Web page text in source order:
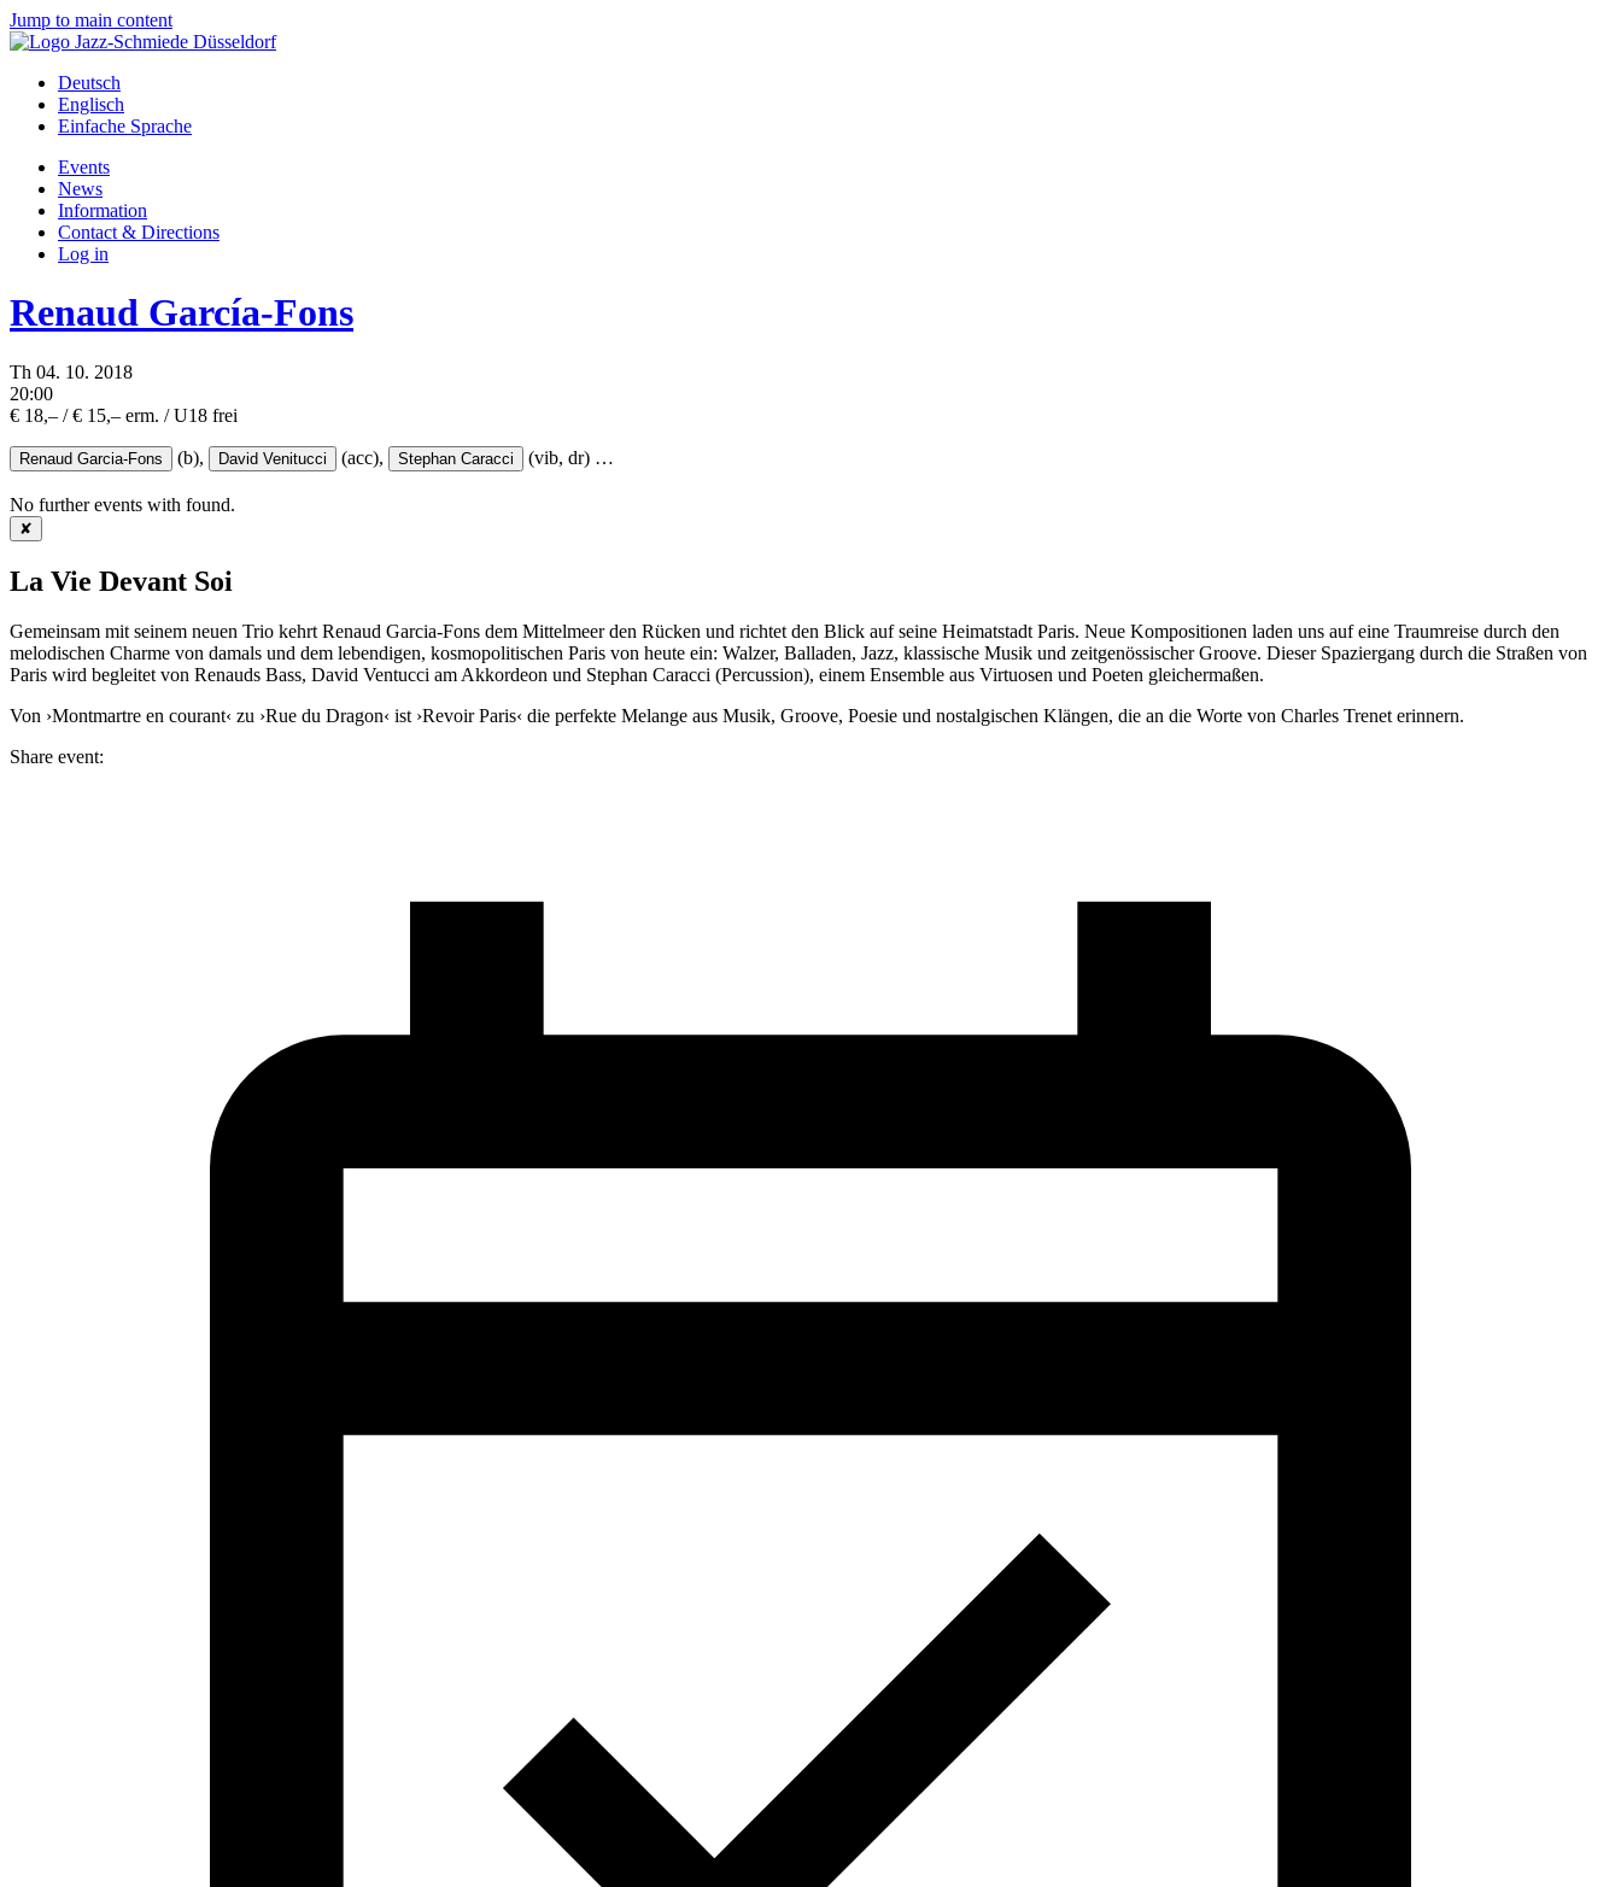
Jump to main content
Deutsch
Englisch
Einfache Sprache
Events
News
Information
Contact & Directions
Log in
Renaud García-Fons
Th 04. 10. 2018
20:00
€ 18,– / € 15,– erm. / U18 frei
Renaud Garcia-Fons (b), David Venitucci (acc), Stephan Caracci (vib, dr) …
No further events with found.
✘
La Vie Devant Soi
Gemeinsam mit seinem neuen Trio kehrt Renaud Garcia-Fons dem Mittelmeer den Rücken und richtet den Blick auf seine Heimatstadt Paris. Neue Kompositionen laden uns auf eine Traumreise durch den
melodischen Charme von damals und dem lebendigen, kosmopolitischen Paris von heute ein: Walzer, Balladen, Jazz, klassische Musik und zeitgenössischer Groove. Dieser Spaziergang durch die Straßen von
Paris wird begleitet von Renauds Bass, David Ventucci am Akkordeon und Stephan Caracci (Percussion), einem Ensemble aus Virtuosen und Poeten gleichermaßen.
Von ›Montmartre en courant‹ zu ›Rue du Dragon‹ ist ›Revoir Paris‹ die perfekte Melange aus Musik, Groove, Poesie und nostalgischen Klängen, die an die Worte von Charles Trenet erinnern.
Share event: